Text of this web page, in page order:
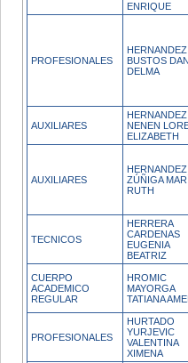
ENRIQUE
PROFESIONALES
HERNANDEZ
BUSTOS
DELMA
AUXILIARES
HERNANDEZ
NENEN
ELIZABETH
AUXILIARES
HERNANDEZ
ZÚÑIGA
RUTH
TECNICOS
HERRERA
CARDENAS
EUGENIA
BEATRIZ
CUERPO
ACADEMICO
REGULAR
HROMIC
MAYORGA
TATIANA
PROFESIONALES
HURTADO
YURJEVIC
VALENTINA
XIMENA